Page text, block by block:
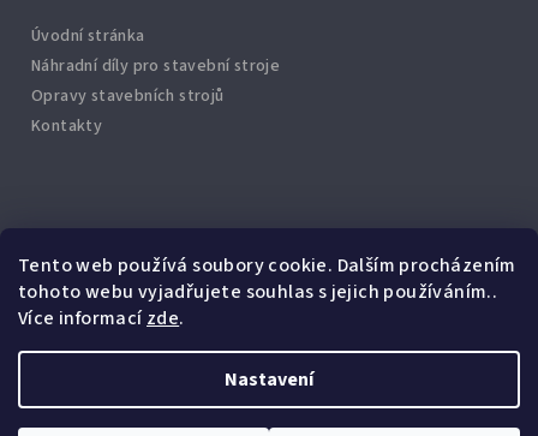
Tento web používá soubory cookie. Dalším procházením
tohoto webu vyjadřujete souhlas s jejich používáním..
Více informacízde.
Nastavení
Úvodní stránka
Náhradní díly pro stavební stroje
Opravy stavebních strojů
Kontakty
Jak nakupovat
Obchodní podmínky
Podmínky ochrany osobních údajů